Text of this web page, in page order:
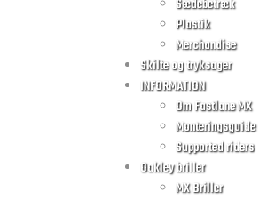
Sædebetræk
Plastik
Merchandise
Skilte og tryksager
INFORMATION
Om Fastlane MX
Monteringsguide
Supported riders
Oakley briller
MX Briller